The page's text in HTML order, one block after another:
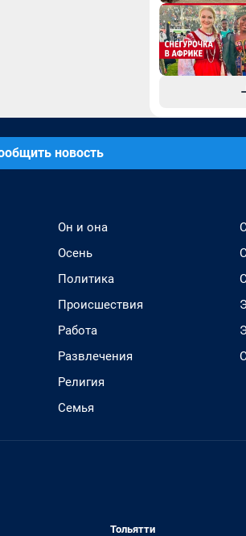
новость
Он и она
Осень
Политика
Происшествия
Работа
Развлечения
Религия
Семья
Тольятти